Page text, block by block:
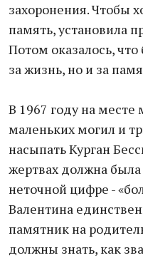
захоронения. Чтобы
память, установила
Потом оказалось,
за жизнь, но и за
В 1967 году на месте
маленьких могил и
насыпать Курган
жертвах должна была
неточной цифре -
Валентина
памятник на
должны знать, как